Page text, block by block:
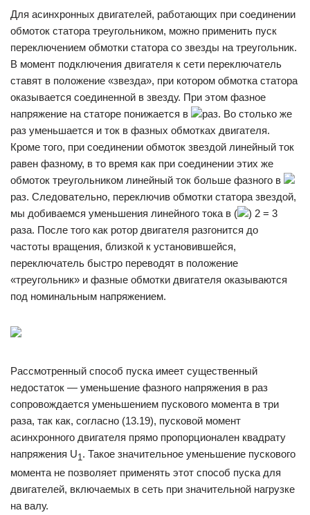
Для асинхронных двигателей, работающих при соединении
обмоток статора треугольником, можно применить пуск
переключением обмотки статора со звезды на треугольник.
В момент подключения двигателя к сети переключатель
ставят в положение «звезда», при котором обмотка статора
оказывается соединенной в звезду. При этом фазное
напряжение на статоре понижается в
раз. Во столько же
раз уменьшается и ток в фаз­ных обмотках двигателя.
Кроме того, при соединении обмоток звездой линейный ток
равен фазному, в то время как при соединении этих же
обмоток треугольником линейный ток больше фазного в
раз. Следовательно, переключив обмотки статора звездой,
мы добиваемся уменьшения линейного тока в (
) 2 = 3
раза. После того как ротор двигателя разгонится до
частоты вра­щения, близкой к установившейся,
переключатель быстро перево­дят в положение
«треугольник» и фазные обмотки двигателя ока­зываются
под номинальным напряжением.
Рассмотренный способ пуска имеет существенный
недостаток — уменьшение фазного напряжения в раз
сопровождается уменьшением пускового момента в три
раза, так как, согласно (13.19), пусковой момент
асинхронного двигателя прямо пропор­ционален квадрату
напряжения U1. Такое значительное уменьше­ние пускового
момента не позволяет применять этот способ пуска для
двигателей, включаемых в сеть при значительной нагрузке
на валу.